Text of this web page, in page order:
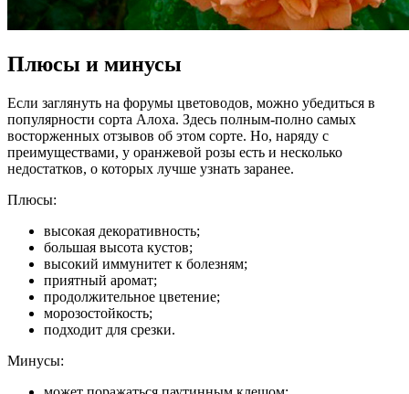
Плюсы и минусы
Если заглянуть на форумы цветоводов, можно убедиться в
популярности сорта Алоха. Здесь полным-полно самых
восторженных отзывов об этом сорте. Но, наряду с
преимуществами, у оранжевой розы есть и несколько
недостатков, о которых лучше узнать заранее.
Плюсы:
высокая декоративность;
большая высота кустов;
высокий иммунитет к болезням;
приятный аромат;
продолжительное цветение;
морозостойкость;
подходит для срезки.
Минусы: